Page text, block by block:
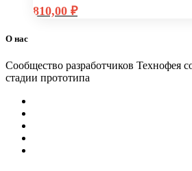
Первоначальная
цена
810,00 ₽
О нас
Сообщество разработчиков Технофея
стадии прототипа